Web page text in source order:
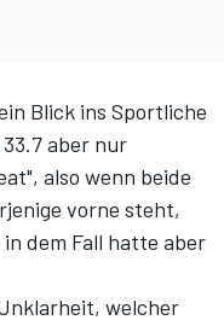
Blick ins Sportliche
aber nur
also wenn beide
vorne steht,
dem Fall hatte aber
welcher